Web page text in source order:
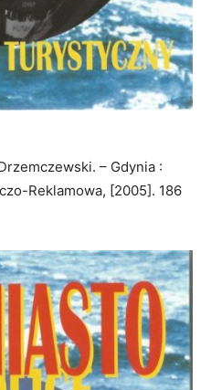
– Gdynia :
Reklamowa, [2005]. 186